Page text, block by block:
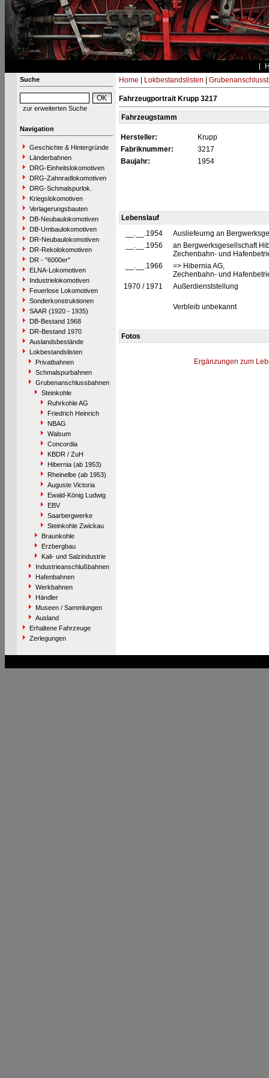
Suche
zur erweiterten Suche
Navigation
Geschichte & Hintergründe
Länderbahnen
DRG-Einheitslokomotiven
DRG-Zahnradlokomotiven
DRG-Schmalspurlok.
Kriegslokomotiven
Verlagerungsbauten
DB-Neubaulokomotiven
DB-Umbaulokomotiven
DR-Neubaulokomotiven
DR-Rekolokomotiven
DR - "6000er"
ELNA-Lokomotiven
Industrielokomotiven
Feuerlose Lokomotiven
Sonderkonstruktionen
SAAR (1920 - 1935)
DB-Bestand 1968
DR-Bestand 1970
Auslandsbestände
Lokbestandslisten
Privatbahnen
Schmalspurbahnen
Grubenanschlussbahnen
Steinkohle
Ruhrkohle AG
Friedrich Heinrich
NBAG
Walsum
Concordia
KBDR / ZuH
Hibernia (ab 1953)
Rheinelbe (ab 1953)
Auguste Victoria
Ewald-König Ludwig
EBV
Saarbergwerke
Steinkohle Zwickau
Braunkohle
Erzbergbau
Kali- und Salzindustrie
Industrieanschlußbahnen
Hafenbahnen
Werkbahnen
Händler
Museen / Sammlungen
Ausland
Erhaltene Fahrzeuge
Zerlegungen
Home Lokbestandslisten
Fahrzeugportrait Krupp 3217
Fahrzeugstamm
Hersteller:
Krupp
Fabriknummer:
3217
Baujahr:
1954
Lebenslauf
__.__.1954
Ausliefeurng an
__.__.1956
an Bergwerksgesellschaft
Zechenbahn- und
__.__.1966
=> Hibernia AG,
Zechenbahn- und
1970 / 1971
Außerdienststellung
Verbleib unbekannt
Fotos
Ergänzungen zum